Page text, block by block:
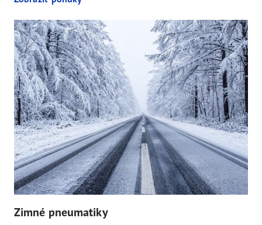
Zimné pneumatiky